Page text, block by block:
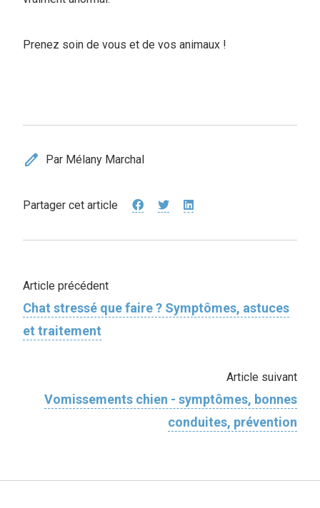
Prenez soin de vous et de vos animaux !
edit Par Mélany Marchal
Partager cet article
Article précédent
Chat stressé que faire ? Symptômes, astuces
et traitement
Article suivant
Vomissements chien - symptômes, bonnes
conduites, prévention